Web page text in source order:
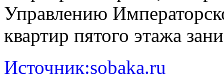
Управлению
квартир пятого этажа
Источник:sobaka.ru